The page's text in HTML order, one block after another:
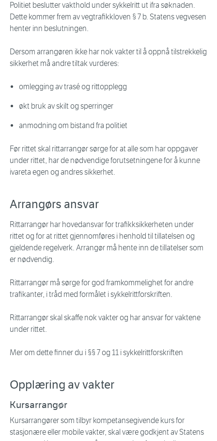
Politiet beslutter vakthold under sykkelritt ut ifra søknaden.
Dette kommer frem av vegtrafikkloven § 7 b. Statens vegvesen
henter inn beslutningen.
Dersom arrangøren ikke har nok vakter til å oppnå tilstrekkelig
sikkerhet må andre tiltak vurderes:
omlegging av trasé og rittopplegg
økt bruk av skilt og sperringer
anmodning om bistand fra politiet
Før rittet skal rittarrangør sørge for at alle som har oppgaver
under rittet, har de nødvendige forutsetningene for å kunne
ivareta egen og andres sikkerhet.
Arrangørs ansvar
Rittarrangør har hovedansvar for trafikksikkerheten under
rittet og for at rittet gjennomføres i henhold til tillatelsen og
gjeldende regelverk. Arrangør må hente inn de tillatelser som
er nødvendig.
Rittarrangør må sørge for god framkommelighet for andre
trafikanter, i tråd med formålet i sykkelrittforskriften.
Rittarrangør skal skaffe nok vakter og har ansvar for vaktene
under rittet.
Mer om dette finner du i §§ 7 og 11 i sykkelrittforskriften
Opplæring av vakter
Kursarrangør
Kursarrangører som tilbyr kompetansegivende kurs for
stasjonære eller mobile vakter, skal være godkjent av Statens